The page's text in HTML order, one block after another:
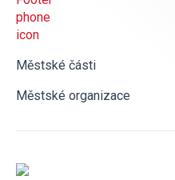
Městské části
Městské organizace